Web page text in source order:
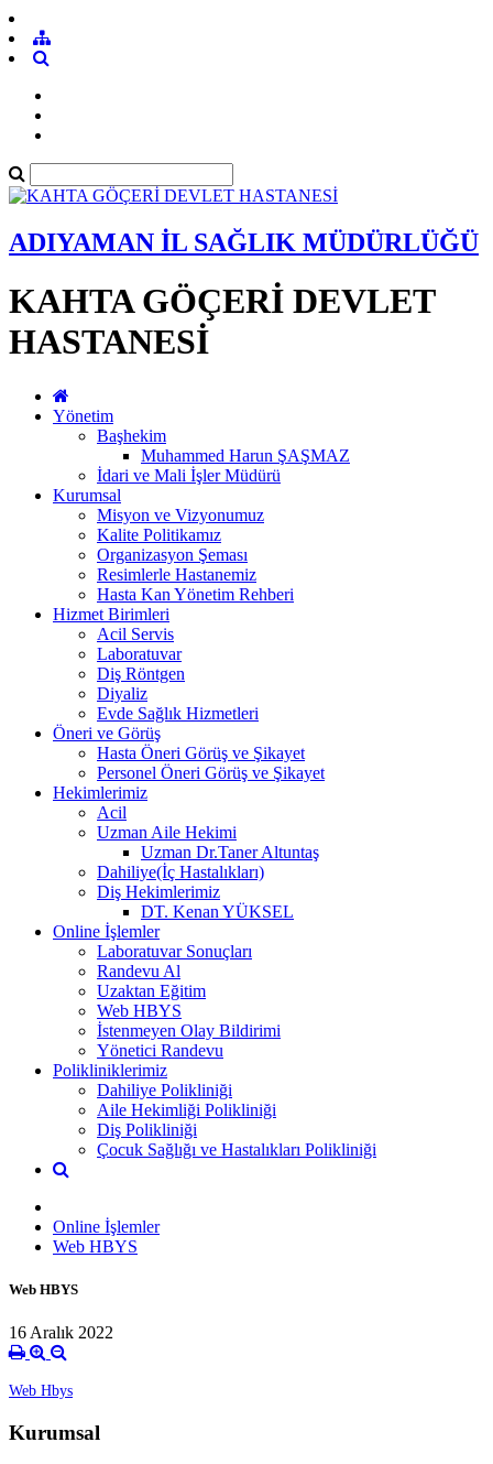
ADIYAMAN İL SAĞLIK MÜDÜRLÜĞÜ
KAHTA GÖÇERİ DEVLET
HASTANESİ
Yönetim
Başhekim
Muhammed Harun ŞAŞMAZ
İdari ve Mali İşler Müdürü
Kurumsal
Misyon ve Vizyonumuz
Kalite Politikamız
Organizasyon Şeması
Resimlerle Hastanemiz
Hasta Kan Yönetim Rehberi
Hizmet Birimleri
Acil Servis
Laboratuvar
Diş Röntgen
Diyaliz
Evde Sağlık Hizmetleri
Öneri ve Görüş
Hasta Öneri Görüş ve Şikayet
Personel Öneri Görüş ve Şikayet
Hekimlerimiz
Acil
Uzman Aile Hekimi
Uzman Dr.Taner Altuntaş
Dahiliye(İç Hastalıkları)
Diş Hekimlerimiz
DT. Kenan YÜKSEL
Online İşlemler
Laboratuvar Sonuçları
Randevu Al
Uzaktan Eğitim
Web HBYS
İstenmeyen Olay Bildirimi
Yönetici Randevu
Polikliniklerimiz
Dahiliye Polikliniği
Aile Hekimliği Polikliniği
Diş Polikliniği
Çocuk Sağlığı ve Hastalıkları Polikliniği
Online İşlemler
Web HBYS
Web HBYS
16 Aralık 2022
Web Hbys
Kurumsal